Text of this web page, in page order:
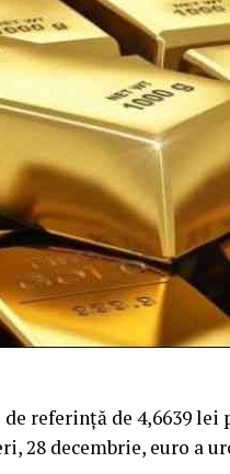
referinţă de 4,6639 lei
28 decembrie, euro a